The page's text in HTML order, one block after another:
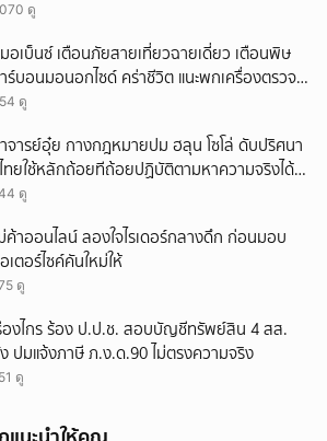
ดู
อเบ็นซ์ เตือนภัยสายเที่ยวฉายเดี่ยว เตือนพิษ
ร์บอนมอนอกไซด์ คร่าชีวิต แนะพกเครื่องตรวจ
ติดตัว
ดู
จารย์อุ๋ย กางกฎหมายปม ฮลุน โซโล่ ดับปริศนา
ทยใช้หลักถ้อยทีถ้อยปฏิบัติตามหาความจริงได้
ไร้สนธิสัญญา
ดู
ค้าออนไลน์ ลองใจไรเดอร์กลางดึก ก่อนมอบ
เตอร์ไซค์คันใหม่ให้
ดู
องไกร ร้อง ป.ป.ช. สอบบัญชีทรัพย์สิน 4 สส.
ปมแจ้งภาษี ภ.ง.ด.90 ไม่ตรงความจริง
ดู